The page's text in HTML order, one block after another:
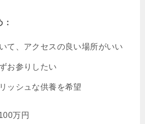
て、アクセスの良い場所がいい
お参りしたい
ッシュな供養を希望
万円